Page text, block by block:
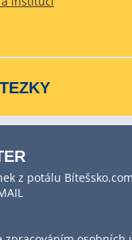
z potálu